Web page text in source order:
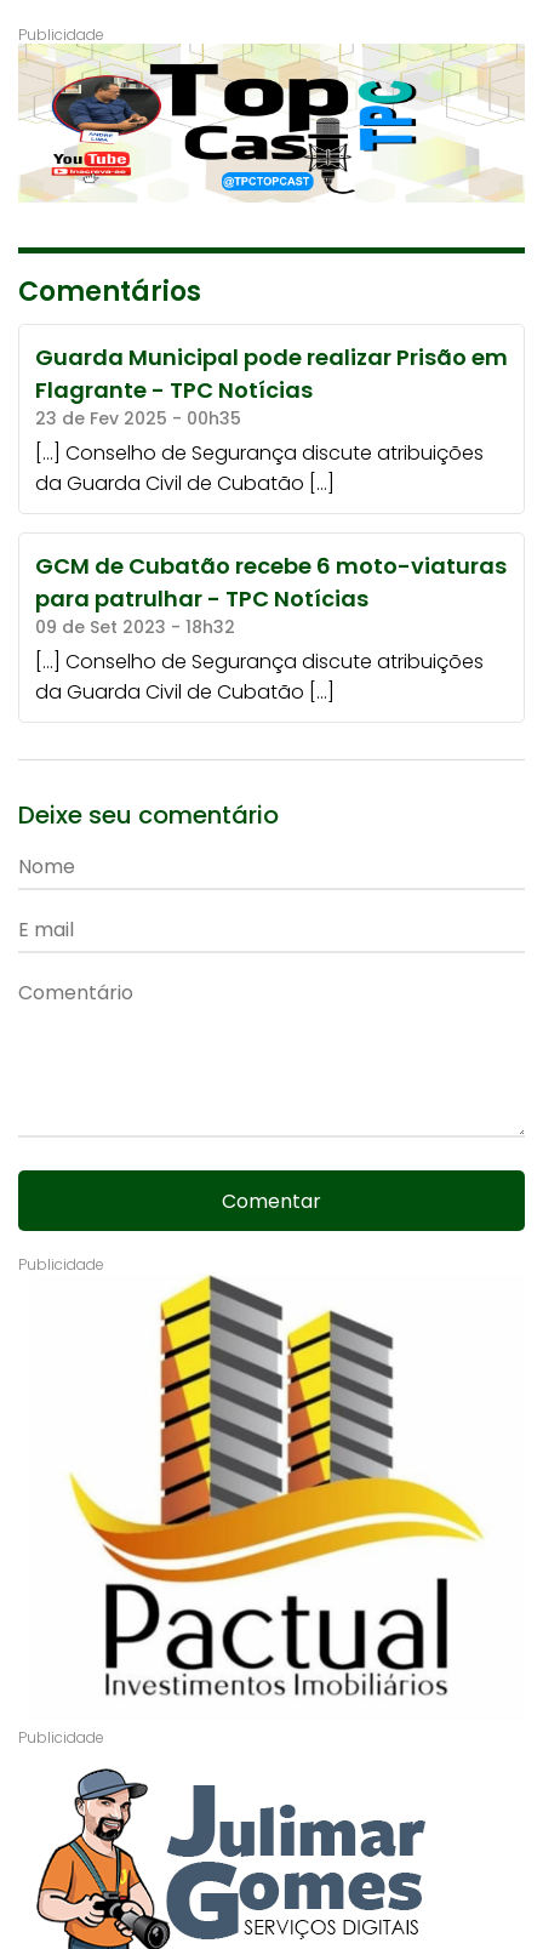
Comentários
Guarda Municipal pode realizar Prisão em
Flagrante - TPC Notícias
23 de Fev 2025 - 00h35
[…] Conselho de Segurança discute atribuições
da Guarda Civil de Cubatão […]
GCM de Cubatão recebe 6 moto-viaturas
para patrulhar - TPC Notícias
09 de Set 2023 - 18h32
[…] Conselho de Segurança discute atribuições
da Guarda Civil de Cubatão […]
Deixe seu comentário
Comentar